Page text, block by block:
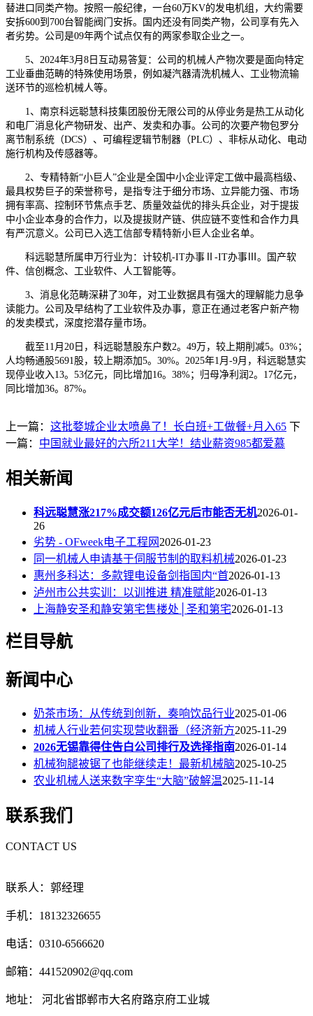
替进口同类产物。按照一般纪律，一台60万KV的发电机组，大约需要
安拆600到700台智能阀门安拆。国内还没有同类产物，公司享有先入
者劣势。公司是09年两个试点仅有的两家参取企业之一。
5、2024年3月8日互动易答复：公司的机械人产物次要是面向特定
工业垂曲范畴的特殊使用场景，例如凝汽器清洗机械人、工业物流输
送环节的巡检机械人等。
1、南京科远聪慧科技集团股份无限公司的从停业务是热工从动化
和电厂消息化产物研发、出产、发卖和办事。公司的次要产物包罗分
离节制系统（DCS）、可编程逻辑节制器（PLC）、非标从动化、电动
施行机构及传感器等。
2、专精特新“小巨人”企业是全国中小企业评定工做中最高档级、
最具权势巨子的荣誉称号，是指专注于细分市场、立异能力强、市场
拥有率高、控制环节焦点手艺、质量效益优的排头兵企业，对于提拔
中小企业本身的合作力，以及提拔财产链、供应链不变性和合作力具
有严沉意义。公司已入选工信部专精特新小巨人企业名单。
科远聪慧所属申万行业为：计较机-IT办事Ⅱ-IT办事Ⅲ。国产软
件、信创概念、工业软件、人工智能等。
3、消息化范畴深耕了30年，对工业数据具有强大的理解能力息争
读能力。公司及早结构了工业软件及办事，意正在通过老客户新产物
的发卖模式，深度挖潜存量市场。
截至11月20日，科远聪慧股东户数2。49万，较上期削减5。03%；
人均畅通股5691股，较上期添加5。30%。2025年1月-9月，科远聪慧实
现停业收入13。53亿元，同比增加16。38%；归母净利润2。17亿元，
同比增加36。87%。
上一篇： 这批婺城企业太喷鼻了！长白班+工做餐+月入65 下
一篇： 中国就业最好的六所211大学！结业薪资985都爱慕
相关新闻
科远聪慧涨217%成交额126亿元后市能否无机2026-01-
26
劣势 - OFweek电子工程网 2026-01-23
同一机械人申请基于伺服节制的取料机械2026-01-23
惠州多科达：多款锂电设备剑指国内“首2026-01-13
泸州市公共实训：以训推进 精准赋能2026-01-13
上海静安圣和静安第宅售楼处│圣和第宅2026-01-13
栏目导航
新闻中心
奶茶市场：从传统到创新，奏响饮品行业2025-01-06
机械人行业若何实现营收翻番（经济新方2025-11-29
2026无锡靠得住告白公司排行及选择指南2026-01-14
机械狗腿被锯了也能继续走！最新机械脑2025-10-25
农业机械人送来数字孪生“大脑”破解温2025-11-14
联系我们
CONTACT US
联系人：郭经理
手机：18132326655
电话：0310-6566620
邮箱：441520902@qq.com
地址： 河北省邯郸市大名府路京府工业城